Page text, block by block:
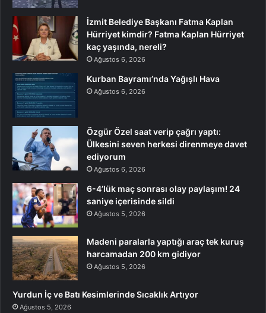
İzmit Belediye Başkanı Fatma Kaplan
Hürriyet kimdir? Fatma Kaplan Hürriyet
kaç yaşında, nereli?
Ağustos 6, 2026
Kurban Bayramı’nda Yağışlı Hava
Ağustos 6, 2026
Özgür Özel saat verip çağrı yaptı:
Ülkesini seven herkesi direnmeye davet
ediyorum
Ağustos 6, 2026
6-4’lük maç sonrası olay paylaşım! 24
saniye içerisinde sildi
Ağustos 5, 2026
Madeni paralarla yaptığı araç tek kuruş
harcamadan 200 km gidiyor
Ağustos 5, 2026
Yurdun İç ve Batı Kesimlerinde Sıcaklık Artıyor
Ağustos 5, 2026